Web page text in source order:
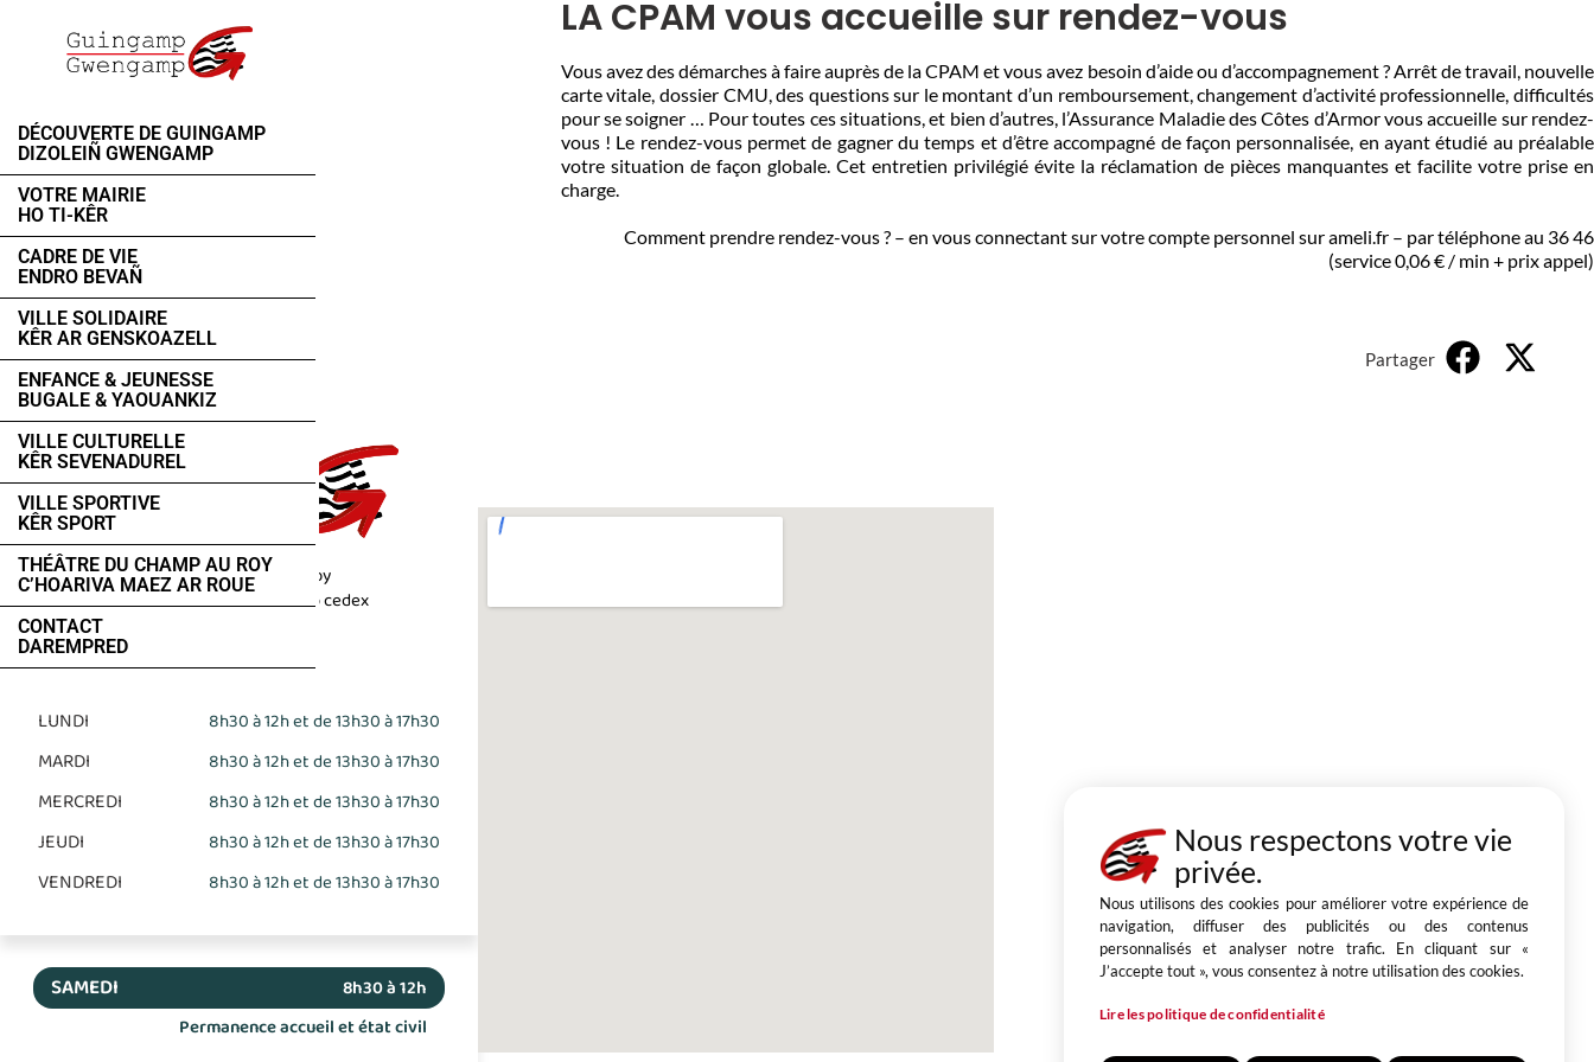
DÉCOUVERTE DE GUINGAMP
DIZOLEIÑ GWENGAMP
VOTRE MAIRIE
HO TI-KÊR
CADRE DE VIE
ENDRO BEVAÑ
VILLE SOLIDAIRE
KÊR AR GENSKOAZELL
ENFANCE & JEUNESSE
BUGALE & YAOUANKIZ
VILLE CULTURELLE
KÊR SEVENADUREL
VILLE SPORTIVE
KÊR SPORT
THÉÂTRE DU CHAMP AU ROY
C’HOARIVA MAEZ AR ROUE
CONTACT
DAREMPRED
LA CPAM vous accueille sur rendez-vous
Vous avez des démarches à faire auprès de la CPAM et vous avez besoin d’aide ou d’accompagnement ? Arrêt de travail, nouvelle
carte vitale, dossier CMU, des questions sur le montant d’un remboursement, changement d’activité professionnelle, difficultés
pour se soigner … Pour toutes ces situations, et bien d’autres, l’Assurance Maladie des Côtes d’Armor vous accueille sur rendez-
vous ! Le rendez-vous permet de gagner du temps et d’être accompagné de façon personnalisée, en ayant étudié au préalable
votre situation de façon globale. Cet entretien privilégié évite la réclamation de pièces manquantes et facilite votre prise en
charge.
Comment prendre rendez-vous ? – en vous connectant sur votre compte personnel sur ameli.fr – par téléphone au 36 46
(service 0,06 € / min + prix appel)
Partager
1, place du Champ au Roy
BP 50 543 22205 Guingamp cedex
LUNDI 8h30 à 12h et de 13h30 à 17h30
MARDI 8h30 à 12h et de 13h30 à 17h30
MERCREDI 8h30 à 12h et de 13h30 à 17h30
JEUDI 8h30 à 12h et de 13h30 à 17h30
VENDREDI 8h30 à 12h et de 13h30 à 17h30
SAMEDI
8h30 à 12h
Permanence accueil et état civil
Nous respectons votre vie
privée.
Nous utilisons des cookies pour améliorer votre expérience de
navigation, diffuser des publicités ou des contenus
personnalisés et analyser notre trafic. En cliquant sur «
J’accepte tout », vous consentez à notre utilisation des cookies.
Lire les politique de confidentialité